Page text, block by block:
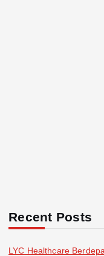
Recent Posts
LYC Healthcare